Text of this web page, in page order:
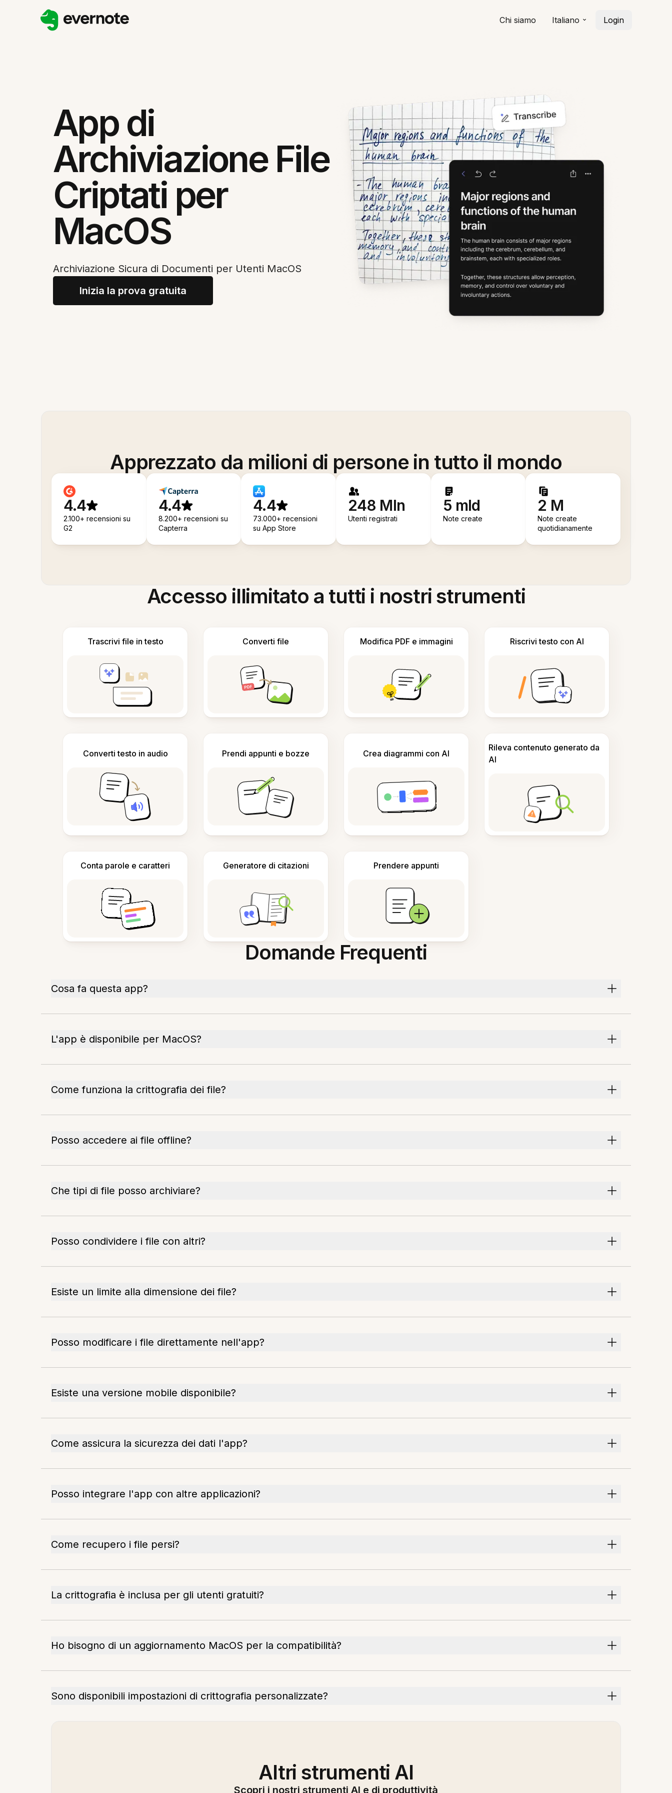
Chi siamo Italiano Login
App di
Archiviazione File
Criptati per
MacOS
Archiviazione Sicura di Documenti per Utenti MacOS
Inizia la prova gratuita
Apprezzato da milioni di persone in tutto il mondo
4.4
2.100+ recensioni su
G2
4.4
8.200+ recensioni su
Capterra
4.4
73.000+ recensioni
su App Store
248 Mln
Utenti registrati
5 mld
Note create
2 M
Note create
quotidianamente
Accesso illimitato a tutti i nostri strumenti
Trascrivi file in testo Converti file Modifica PDF e immagini Riscrivi testo con AI
Converti testo in audio Prendi appunti e bozze Crea diagrammi con AI
Rileva contenuto generato da
AI
Conta parole e caratteri Generatore di citazioni Prendere appunti
Domande Frequenti
Cosa fa questa app?
L'app è disponibile per MacOS?
Come funziona la crittografia dei file?
Posso accedere ai file offline?
Che tipi di file posso archiviare?
Posso condividere i file con altri?
Esiste un limite alla dimensione dei file?
Posso modificare i file direttamente nell'app?
Esiste una versione mobile disponibile?
Come assicura la sicurezza dei dati l'app?
Posso integrare l'app con altre applicazioni?
Come recupero i file persi?
La crittografia è inclusa per gli utenti gratuiti?
Ho bisogno di un aggiornamento MacOS per la compatibilità?
Sono disponibili impostazioni di crittografia personalizzate?
Altri strumenti AI
Scopri i nostri strumenti AI e di produttività